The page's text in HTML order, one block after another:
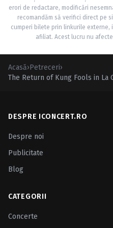
erori de redactare, modificări
recomandăm să verifici direct pe
cumperi bilete prin linkurile externe,
afiliat. Acest lucru nu
Acasă›Petreceri›
The Return of Kung Fools in La
DESPRE ICONCERT.RO
Despre noi
Publicitate
Blog
CATEGORII
Concerte